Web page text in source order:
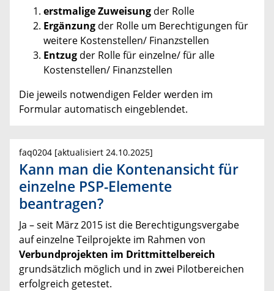
erstmalige Zuweisung der Rolle
Ergänzung der Rolle um Berechtigungen für
weitere Kostenstellen/ Finanzstellen
Entzug der Rolle für einzelne/ für alle
Kostenstellen/ Finanzstellen
Die jeweils notwendigen Felder werden im
Formular automatisch eingeblendet.
faq0204 [aktualisiert 24.10.2025]
Kann man die Kontenansicht für
einzelne PSP-Elemente
beantragen?
Ja – seit März 2015 ist die Berechtigungsvergabe
auf einzelne Teilprojekte im Rahmen von
Verbundprojekten im Drittmittelbereich
grundsätzlich möglich und in zwei Pilotbereichen
erfolgreich getestet.